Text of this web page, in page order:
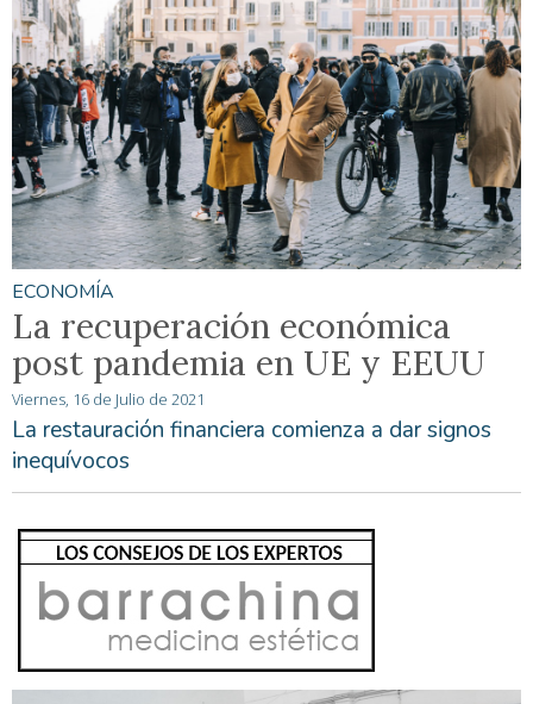
ECONOMÍA
La recuperación económica
post pandemia en UE y EEUU
Viernes, 16 de Julio de 2021
La restauración financiera comienza a dar signos
inequívocos